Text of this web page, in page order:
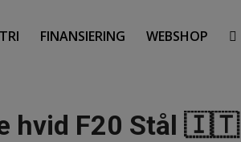
FINANSIERING WEBSHOP
hvid F20 Stål 🇮🇹